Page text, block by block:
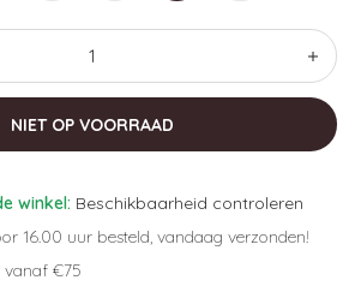
NIET OP VOORRAAD
winkel: Beschikbaarheid controleren
16.00 uur besteld, vandaag verzonden!
vanaf €75